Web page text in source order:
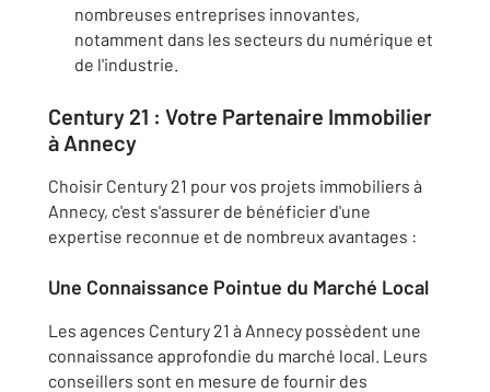
nombreuses entreprises innovantes,
notamment dans les secteurs du numérique et
de l'industrie.
Century 21 : Votre Partenaire Immobilier
à Annecy
Choisir Century 21 pour vos projets immobiliers à
Annecy, c'est s'assurer de bénéficier d'une
expertise reconnue et de nombreux avantages :
Une Connaissance Pointue du Marché Local
Les agences Century 21 à Annecy possèdent une
connaissance approfondie du marché local. Leurs
conseillers sont en mesure de fournir des